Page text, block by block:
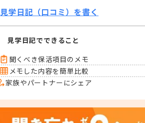
見学日記（口コミ）を書く
見学日記でできること
聞くべき保活項目のメモ
メモした内容を簡単比較
家族やパートナーにシェア